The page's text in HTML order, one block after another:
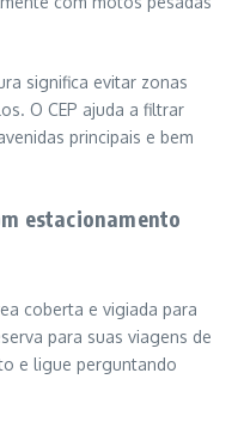
significa evitar zonas
O CEP ajuda a filtrar
principais e bem
estacionamento
coberta e vigiada para
para suas viagens de
e ligue perguntando